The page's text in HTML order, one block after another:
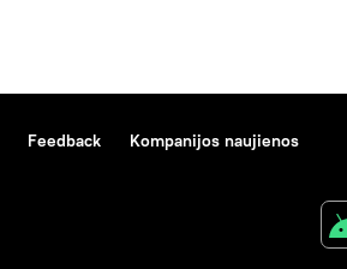
Feedback Kompanijos naujienos